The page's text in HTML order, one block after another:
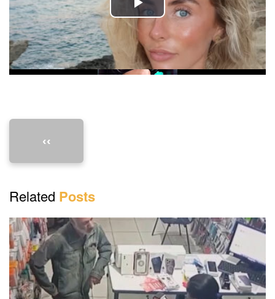
P
l
a
o
‹‹
Related Posts